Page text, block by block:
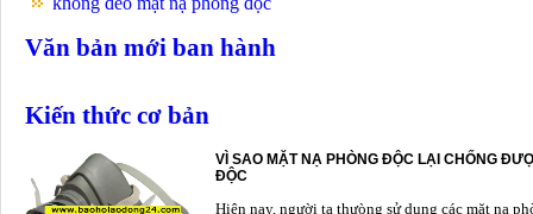
Văn bản mới ban hành
Kiến thức cơ bản
VÌ SAO MẶT NẠ PHÒNG ĐỘC LẠI CHỐNG
ĐỘC
Hiện nay, người ta thưòng sử dụng các mặt nạ